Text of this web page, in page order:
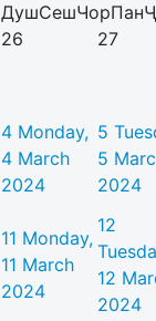
ДушСешЧорПан
26
27
4 Monday,
4 March
2024
5
5
2024
11 Monday,
11 March
2024
12
12
2024